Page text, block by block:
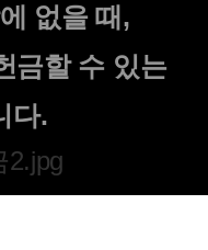
없을 때,
금할 수 있는
다.